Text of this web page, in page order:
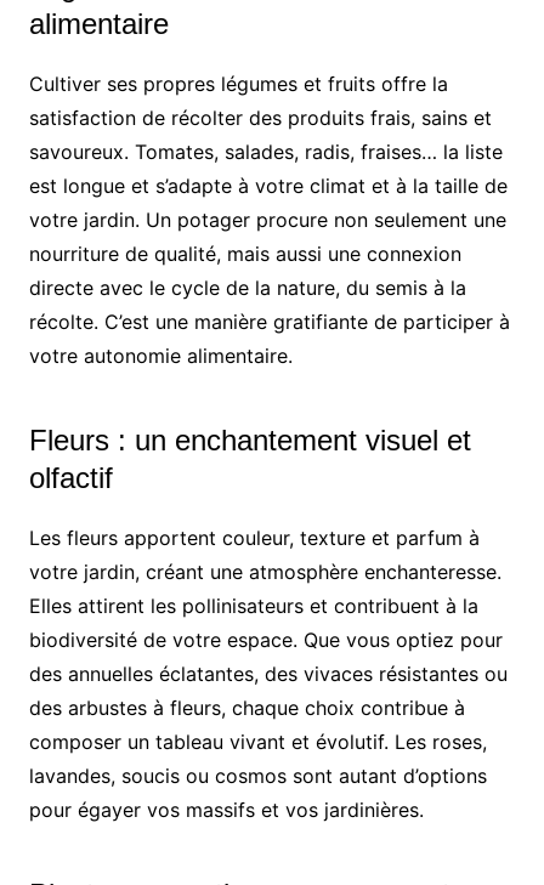
alimentaire
Cultiver ses propres légumes et fruits offre la
satisfaction de récolter des produits frais, sains et
savoureux. Tomates, salades, radis, fraises… la liste
est longue et s’adapte à votre climat et à la taille de
votre jardin. Un potager procure non seulement une
nourriture de qualité, mais aussi une connexion
directe avec le cycle de la nature, du semis à la
récolte. C’est une manière gratifiante de participer à
votre autonomie alimentaire.
Fleurs : un enchantement visuel et
olfactif
Les fleurs apportent couleur, texture et parfum à
votre jardin, créant une atmosphère enchanteresse.
Elles attirent les pollinisateurs et contribuent à la
biodiversité de votre espace. Que vous optiez pour
des annuelles éclatantes, des vivaces résistantes ou
des arbustes à fleurs, chaque choix contribue à
composer un tableau vivant et évolutif. Les roses,
lavandes, soucis ou cosmos sont autant d’options
pour égayer vos massifs et vos jardinières.